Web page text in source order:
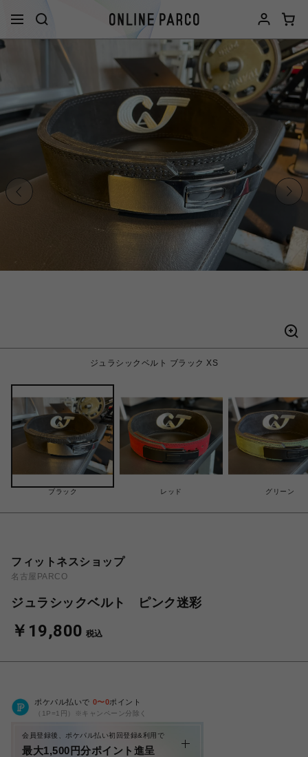
ジュラシックベルト ブラック XS
ブラック レッド グリーン
フィットネスショップ
名古屋PARCO
ジュラシックベルト ピンク迷彩
￥19,800 税込
ポケパル払いで 0〜0ポイント
（1P=1円）※キャンペーン分除く
会員登録後、ポケパル払い初回登録&利用で
最大1,500円分ポイント進呈